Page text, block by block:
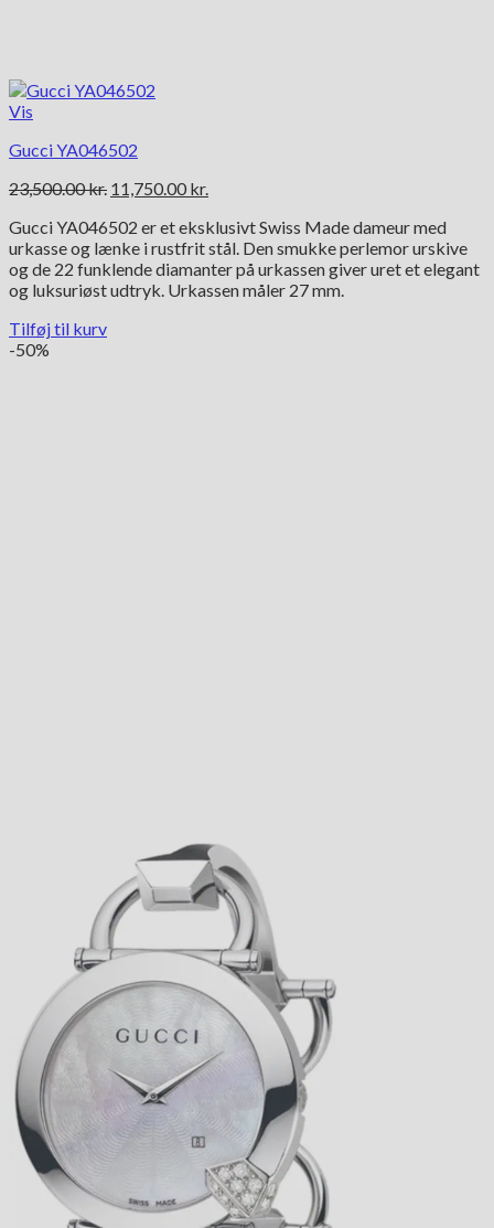
Vis
Gucci YA046502
23,500.00kr. Den
pris
var:
23,500.00 kr..
11,750.00 kr.
pris
er:
11,750.00 kr..
Gucci YA046502 er et eksklusivt Swiss Made dameur med
urkasse og lænke i rustfrit stål. Den smukke perlemor urskive
og de 22 funklende diamanter på urkassen giver uret et elegant
og luksuriøst udtryk. Urkassen måler 27 mm.
Tilføj til kurv
-50%